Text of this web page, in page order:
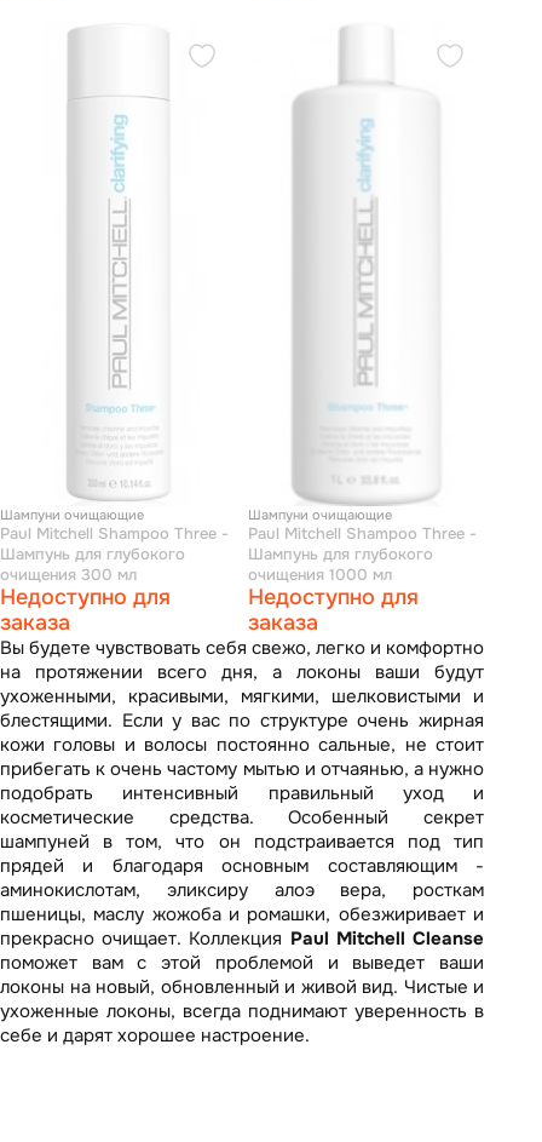
Шампуни очищающие
Paul Mitchell Shampoo Three -
Шампунь для глубокого
очищения 300 мл
Недоступно для
заказа
Шампуни очищающие
Paul Mitchell Shampoo Three -
Шампунь для глубокого
очищения 1000 мл
Недоступно для
заказа
Вы будете чувствовать себя свежо, легко и комфортно
на протяжении всего дня, а локоны ваши будут
ухоженными, красивыми, мягкими, шелковистыми и
блестящими. Если у вас по структуре очень жирная
кожи головы и волосы постоянно сальные, не стоит
прибегать к очень частому мытью и отчаянью, а нужно
подобрать интенсивный правильный уход и
косметические средства.Особенный секрет
шампуней в том, что он подстраивается под тип
прядей и благодаря основным составляющим -
аминокислотам, эликсиру алоэ вера, росткам
пшеницы, маслу жожоба и ромашки, обезжиривает и
прекрасно очищает. Коллекция Paul Mitchell Cleanse
поможет вам с этой проблемой и выведет ваши
локоны на новый, обновленный и живой вид. Чистые и
ухоженные локоны, всегда поднимают уверенность в
себе и дарят хорошее настроение.